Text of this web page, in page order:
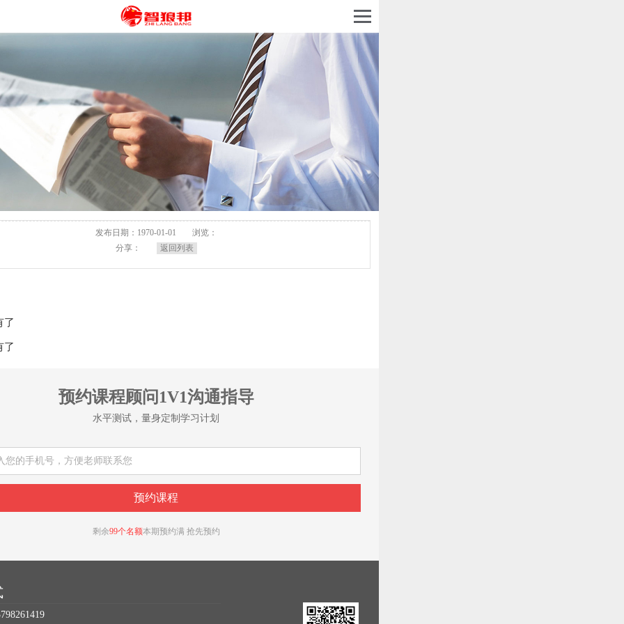
发布日期：1970-01-01
浏览：
分享：
返回列表
了
了
预约课程顾问1V1沟通指导
水平测试，量身定制学习计划
剩余99个名额本期预约满 抢先预约